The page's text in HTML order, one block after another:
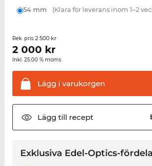
54 mm (Klara för leverans inom 1–2
Rek. pris 2 500 kr
2 000 kr
Inkl. 25.00 % moms
Lägg i varukorgen
Lägg till recept
Exklusiva Edel-Optics-